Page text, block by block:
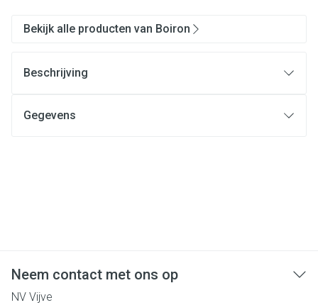
Bekijk alle producten van Boiron
Beschrijving
Gegevens
Neem contact met ons op
NV Vijve